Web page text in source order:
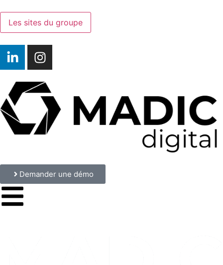
Les sites du groupe
Demander une démo